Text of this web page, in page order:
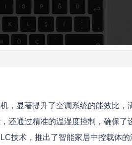
，显著提升了空调系统的能效比
还通过精准的温湿度控制，确保了
技术，推出了智能家居中控载体